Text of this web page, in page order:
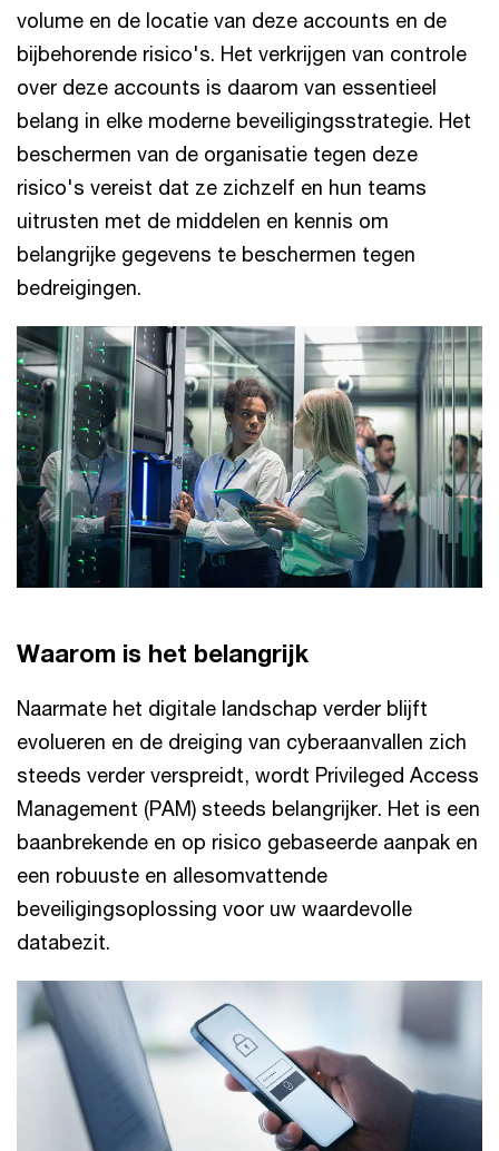
volume en de locatie van deze accounts en de
bijbehorende risico's. Het verkrijgen van controle
over deze accounts is daarom van essentieel
belang in elke moderne beveiligingsstrategie. Het
beschermen van de organisatie tegen deze
risico's vereist dat ze zichzelf en hun teams
uitrusten met de middelen en kennis om
belangrijke gegevens te beschermen tegen
bedreigingen.
Waarom is het belangrijk
Naarmate het digitale landschap verder blijft
evolueren en de dreiging van cyberaanvallen zich
steeds verder verspreidt, wordt Privileged Access
Management (PAM) steeds belangrijker. Het is een
baanbrekende en op risico gebaseerde aanpak en
een robuuste en allesomvattende
beveiligingsoplossing voor uw waardevolle
databezit.